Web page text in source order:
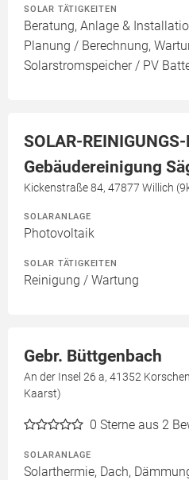
SOLAR TÄTIGKEITEN
Beratung, Anlage &
Planung / Berechnung,
Solarstromspeicher / PV
SOLAR-
Gebäudereinigung
Kickenstraße 84, 47877 Willich
SOLARANLAGE
Photovoltaik
SOLAR TÄTIGKEITEN
Reinigung / Wartung
Gebr. Büttgenbach
An der Insel 26 a, 41352
Kaarst)
0 Sterne aus 2
SOLARANLAGE
Solarthermie, Dach,